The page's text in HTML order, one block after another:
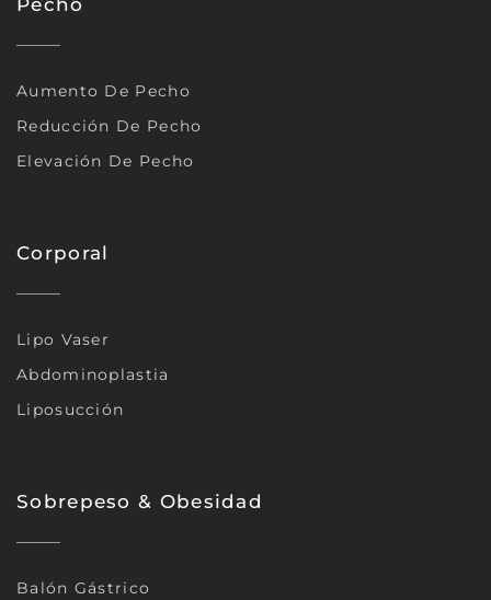
Aumento De Pecho
Reducción De Pecho
Elevación De Pecho
Corporal
Lipo Vaser
Abdominoplastia
Liposucción
Sobrepeso & Obesidad
Balón Gástrico